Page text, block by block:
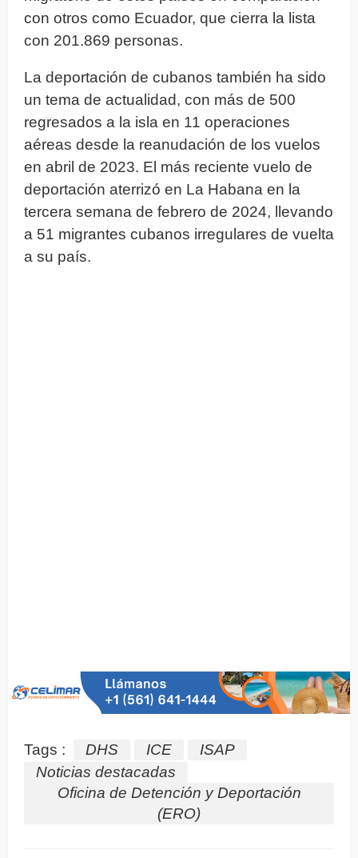
con otros como Ecuador, que cierra la lista
con 201.869 personas.
La deportación de cubanos también ha sido
un tema de actualidad, con más de 500
regresados a la isla en 11 operaciones
aéreas desde la reanudación de los vuelos
en abril de 2023. El más reciente vuelo de
deportación aterrizó en La Habana en la
tercera semana de febrero de 2024, llevando
a 51 migrantes cubanos irregulares de vuelta
a su país.
Tags : DHS ICE
ISAP
Noticias destacadas
Oficina de Detención y Deportación
(ERO)